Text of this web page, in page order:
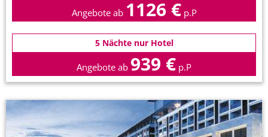
Angebote ab 1126 € p.P
5 Nächte nur Hotel
Angebote ab 939 € p.P